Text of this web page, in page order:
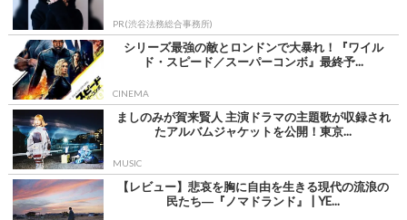
PR(渋谷法務総合事務所)
シリーズ最強の敵とロンドンで大暴れ！『ワイル
ド・スピード／スーパーコンボ』最終予...
CINEMA
ましのみが賀来賢人 主演ドラマの主題歌が収録され
たアルバムジャケットを公開！東京...
MUSIC
【レビュー】悲哀を胸に自由を生きる現代の流浪の
民たち―『ノマドランド』 | YE...